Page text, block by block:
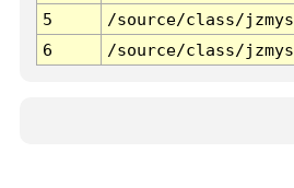
5
/source/class/
6
/source/class/